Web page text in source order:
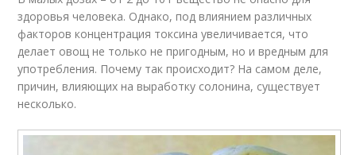
здоровья человека. Однако, под влиянием различных
факторов концентрация токсина увеличивается, что
делает овощ не только не пригодным, но и вредным для
употребления. Почему так происходит? На самом деле,
причин, влияющих на выработку солонина, существует
несколько.